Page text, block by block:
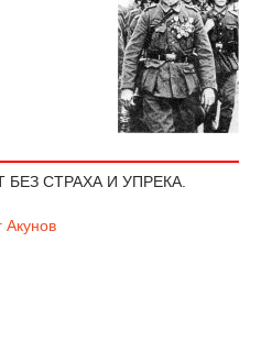
БЕЗ СТРАХА И УПРЕКА.
Акунов